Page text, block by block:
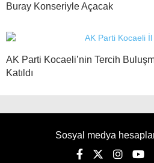
Buray Konseriyle Açacak
AK Parti Kocaeli’nin Tercih
Katıldı
Sosyal medya